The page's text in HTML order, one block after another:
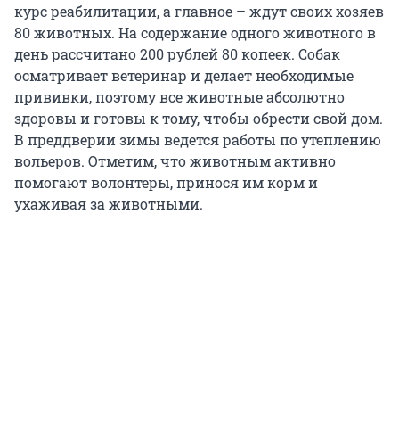
курс реабилитации, а главное – ждут своих хозяев
80 животных. На содержание одного животного в
день рассчитано 200 рублей 80 копеек. Собак
осматривает ветеринар и делает необходимые
прививки, поэтому все животные абсолютно
здоровы и готовы к тому, чтобы обрести свой дом.
В преддверии зимы ведется работы по утеплению
вольеров. Отметим, что животным активно
помогают волонтеры, принося им корм и
ухаживая за животными.